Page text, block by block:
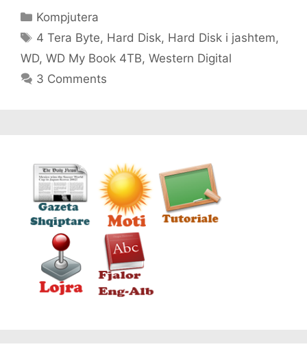
Categories
Kompjutera
Tags
4 Tera Byte, Hard Disk, Hard Disk i jashtem,
WD, WD My Book 4TB, Western Digital
3 Comments